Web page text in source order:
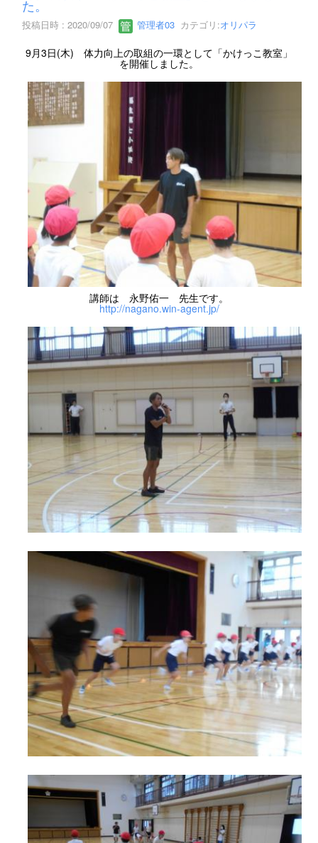
た。
投稿日時 : 2020/09/07 管理者03 カテゴリ:オリパラ
9月3日(木) 体力向上の取組の一環として「かけっこ教室」
を開催しました。
講師は 永野佑一 先生です。
http://nagano.win-agent.jp/